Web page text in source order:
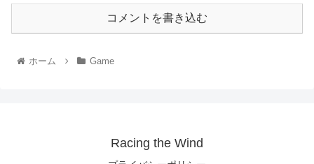
コメントを書き込む
ホーム Game
Racing the Wind